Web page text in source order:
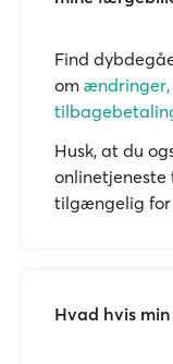
Find
om
Husk, at du
tilgængelig for
Hvad hvis